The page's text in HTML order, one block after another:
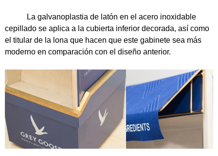
La galvanoplastia de latón en el acero inoxidable
cepillado se aplica a la cubierta inferior decorada, así como
el titular de la lona que hacen que este gabinete sea más
moderno en comparación con el diseño anterior.